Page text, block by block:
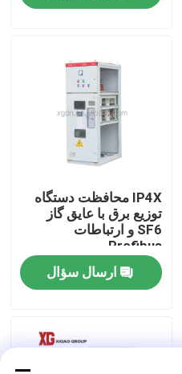
IP4X محافظت دستگاه
توزیع برق با عایق گاز
SF6 و ارتباطات
Profibus
ارسال سؤال